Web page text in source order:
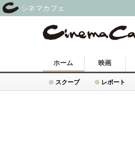
ホーム
スクープ レポート
映画
シネマカフェ